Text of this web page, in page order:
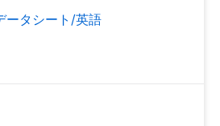
ータシート/英語